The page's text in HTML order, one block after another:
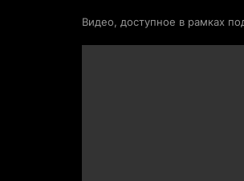
Видео, доступное в рамках